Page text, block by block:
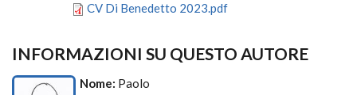
CV Di Benedetto 2023.pdf
INFORMAZIONI SU QUESTO AUTORE
Nome: Paolo